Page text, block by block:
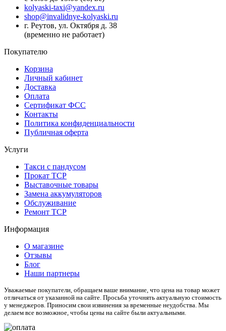
kolyaski-taxi@yandex.ru
shop@invalidnye-kolyaski.ru
г. Реутов, ул. Октября д. 38
(временно не работает)
Покупателю
Корзина
Личный кабинет
Доставка
Оплата
Сертификат ФСС
Контакты
Политика конфиденциальности
Публичная оферта
Услуги
Такси с пандусом
Прокат ТСР
Выставочные товары
Замена аккумуляторов
Обслуживание
Ремонт ТСР
Информация
О магазине
Отзывы
Блог
Наши партнеры
Уважаемые покупатели, обращаем ваше внимание, что цена на товар может
отличаться от указанной на сайте. Просьба уточнять актуальную стоимость
у менеджеров. Приносим свои извинения за временные неудобства. Мы
делаем все возможное, чтобы цены на сайте были актуальными.